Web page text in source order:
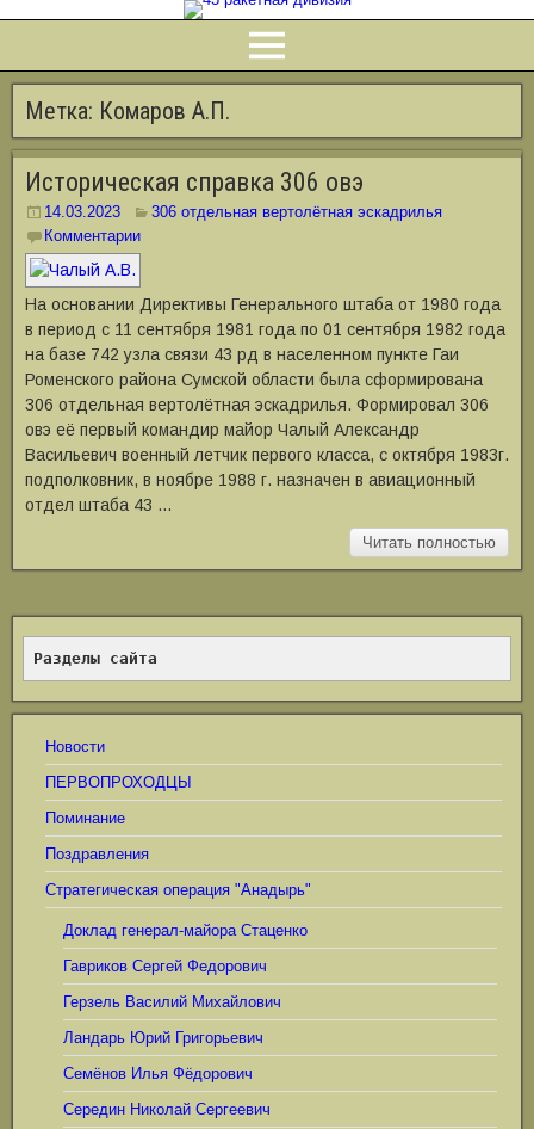
Метка: Комаров А.П.
Историческая справка 306 овэ
14.03.2023
306 отдельная вертолётная эскадрилья
Комментарии
На основании Директивы Генерального штаба от 1980 года
в период с 11 сентября 1981 года по 01 сентября 1982 года
на базе 742 узла связи 43 рд в населенном пункте Гаи
Роменского района Сумской области была сформирована
306 отдельная вертолётная эскадрилья. Формировал 306
овэ её первый командир майор Чалый Александр
Васильевич военный летчик первого класса, с октября 1983г.
подполковник, в ноябре 1988 г. назначен в авиационный
отдел штаба 43 …
Читать полностью
Разделы сайта
Новости
ПЕРВОПРОХОДЦЫ
Поминание
Поздравления
Стратегическая операция "Анадырь"
Доклад генерал-майора Стаценко
Гавриков Сергей Федорович
Герзель Василий Михайлович
Ландарь Юрий Григорьевич
Семёнов Илья Фёдорович
Середин Николай Сергеевич